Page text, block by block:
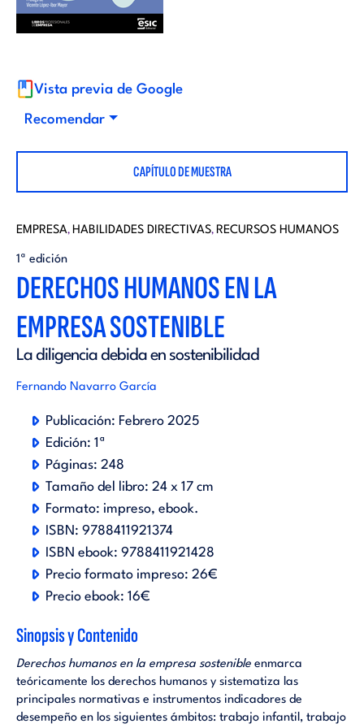
d
r
i
a
l
o
r
a
Vista previa de Google
Recomendar
CAPÍTULO DE MUESTRA
EMPRESA, HABILIDADES DIRECTIVAS, RECURSOS HUMANOS
1ª edición
DERECHOS HUMANOS EN LA
EMPRESA SOSTENIBLE
La diligencia debida en sostenibilidad
Fernando Navarro García
Publicación: Febrero 2025
Edición: 1ª
Páginas: 248
Tamaño del libro: 24 x 17 cm
Formato: impreso ebook.
ISBN: 9788411921374
ISBN ebook: 9788411921428
Precio formato impreso: 26€
Precio ebook: 16€
Sinopsis y Contenido
Derechos humanos en la empresa sostenible enmarca
teóricamente los derechos humanos y sistematiza las
principales normativas e instrumentos indicadores de
desempeño en los siguientes ámbitos: trabajo infantil, trabajo